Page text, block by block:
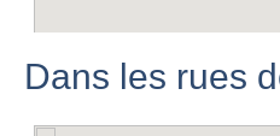
Dans les rues